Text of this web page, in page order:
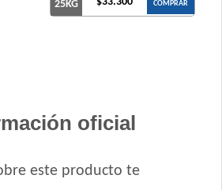
Cachorro
25KG COMPRAR
oficial
este producto te